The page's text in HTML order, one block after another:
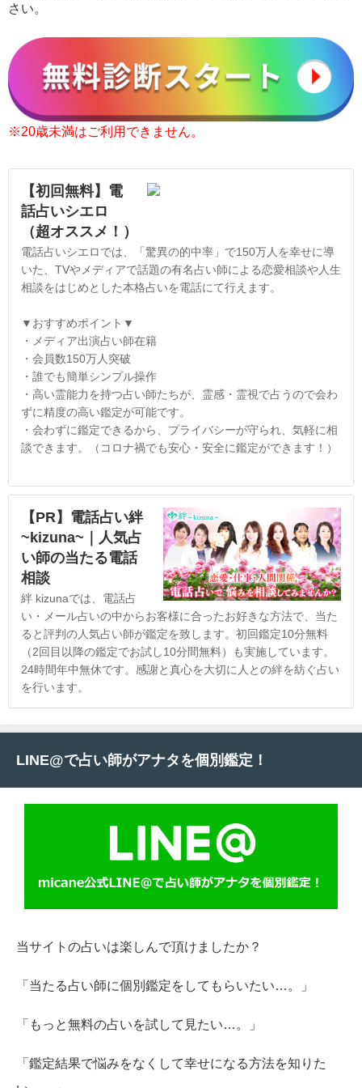
さい。
※20歳未満はご利用できません。
【初回無料】電
話占いシエロ
（超オススメ！）
電話占いシエロでは、「驚異の的中率」で150万人を幸せに導
いた、TVやメディアで話題の有名占い師による恋愛相談や人生
相談をはじめとした本格占いを電話にて行えます。
▼おすすめポイント▼
・メディア出演占い師在籍
・会員数150万人突破
・誰でも簡単シンプル操作
・高い霊能力を持つ占い師たちが、霊感・霊視で占うので会わ
ずに精度の高い鑑定が可能です。
・会わずに鑑定できるから、プライバシーが守られ、気軽に相
談できます。（コロナ禍でも安心・安全に鑑定ができます！）
【PR】電話占い絆
~kizuna~｜人気占
い師の当たる電話
相談
絆 kizunaでは、電話占
い・メール占いの中からお客様に合ったお好きな方法で、当た
ると評判の人気占い師が鑑定を致します。初回鑑定10分無料
（2回目以降の鑑定でお試し10分間無料）も実施しています。
24時間年中無休です。感謝と真心を大切に人との絆を紡ぐ占い
を行います。
LINE@で占い師がアナタを個別鑑定！
当サイトの占いは楽しんで頂けましたか？
「当たる占い師に個別鑑定をしてもらいたい…。」
「もっと無料の占いを試して見たい…。」
「鑑定結果で悩みをなくして幸せになる方法を知りた